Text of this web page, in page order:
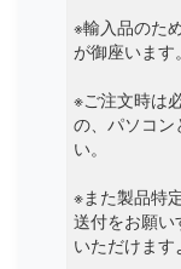
Microsoft
Mifcom
Mobinote
※輸入品のた
が御座います。
※ご注文時は
の、パソコン
い。
※また製品特
送付をお願
いただけま